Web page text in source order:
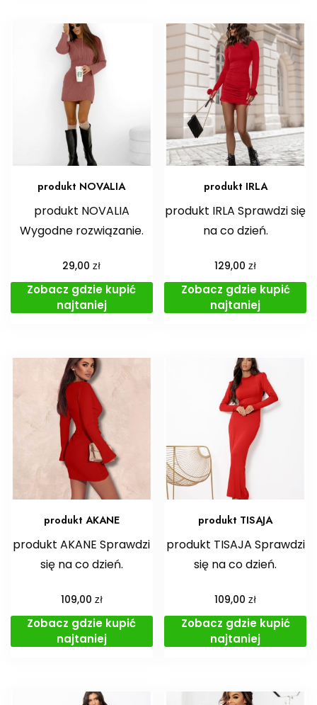
produkt NOVALIA
produkt NOVALIA
Wygodne rozwiązanie.
29,00zł
Zobacz gdzie kupić
najtaniej
produkt IRLA
produkt IRLA Sprawdzi się
na co dzień.
129,00zł
Zobacz gdzie kupić
najtaniej
produkt AKANE
produkt AKANE Sprawdzi
się na co dzień.
109,00 zł
Zobacz gdzie kupić
najtaniej
produkt TISAJA
produkt TISAJA Sprawdzi
się na co dzień.
109,00zł
Zobacz gdzie kupić
najtaniej